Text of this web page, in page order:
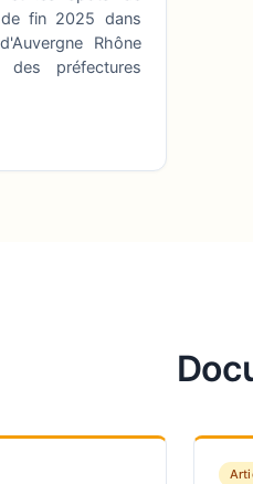
fin 2025 dans
Rhône
préfectures